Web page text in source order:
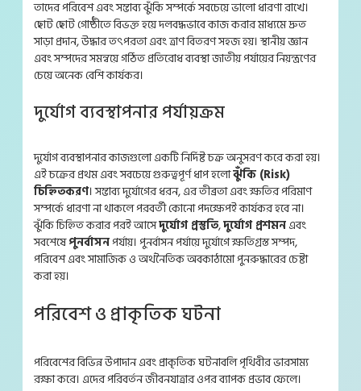
তাদের পরিবেশ এবং সম্ভাব্য ঝুঁকি সম্পর্কে সবচেয়ে ভালো ধারণা রাখে।
ছোট ছোট গোষ্ঠীতে বিভক্ত হয়ে দলবদ্ধভাবে কাজ করার মাধ্যমে দ্রুত
সাড়া প্রদান, উদ্ধার তৎপরতা এবং ত্রাণ বিতরণ সহজ হয়। স্থানীয় জ্ঞান
এবং সম্পদের সমন্বয়ে গঠিত প্রতিরোধ ব্যবস্থা জাতীয় পর্যায়ের নিয়ন্ত্রণের
চেয়ে অনেক বেশি কার্যকর।
দুর্যোগ ব্যবস্থাপনার পর্যায়ক্রম
দুর্যোগ ব্যবস্থাপনার কাজগুলো একটি নির্দিষ্ট চক্র অনুসরণ করে করা হয়।
এই চক্রের প্রথম এবং সবচেয়ে গুরুত্বপূর্ণ ধাপ হলোঝুঁকি (Risk)
চিহ্নিতকরণ। সম্ভাব্য দুর্যোগের ধরন, এর তীব্রতা এবং ক্ষতির পরিমাণ
সম্পর্কে ধারণা না থাকলে পরবর্তী কোনো পদক্ষেপই কার্যকর হবে না।
ঝুঁকি চিহ্নিত করার পরই আসেদুর্যোগ প্রস্তুতি,দুর্যোগ প্রশমনএবং
সবশেষেপুনর্বাসনপর্যায়। পুনর্বাসন পর্যায়ে দুর্যোগে ক্ষতিগ্রস্ত সম্পদ,
পরিবেশ এবং সামাজিক ও অর্থনৈতিক অবকাঠামো পুনরুদ্ধারের চেষ্টা
করা হয়।
পরিবেশ ও প্রাকৃতিক ঘটনা
পরিবেশের বিভিন্ন উপাদান এবং প্রাকৃতিক ঘটনাবলি পৃথিবীর ভারসাম্য
রক্ষা করে। এদের পরিবর্তন জীবনযাত্রার ওপর ব্যাপক প্রভাব ফেলে।